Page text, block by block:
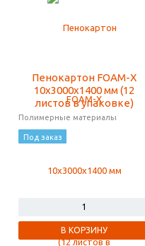
Пенокартон FOAM-X
10x3000x1400 мм (12
листов в упаковке)
Полимерные материалы
Под заказ
В КОРЗИНУ